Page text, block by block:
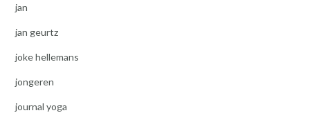
jan
jan geurtz
joke hellemans
jongeren
journal yoga